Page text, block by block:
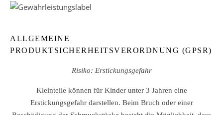
ALLGEMEINE
PRODUKTSICHERHEITSVERORDNUNG (GPSR)
Risiko: Erstickungsgefahr
Kleinteile können für Kinder unter 3 Jahren eine
Erstickungsgefahr darstellen. Beim Bruch oder einer